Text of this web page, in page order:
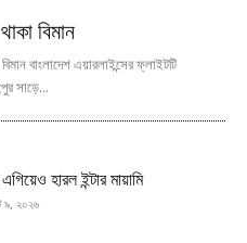
বিমান
বাংলাদেশ এয়ারলাইন্সের ফ্লাইটটি
সাড়ে...
হারল ইন্টার মায়ামি
৯, ২০২৬